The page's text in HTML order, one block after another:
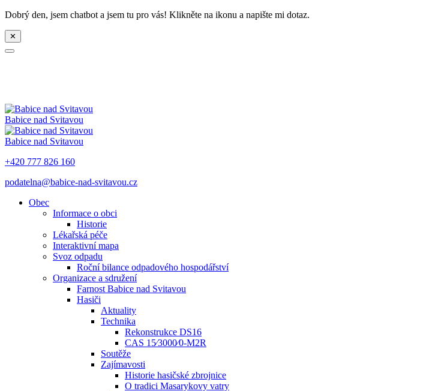
Dobrý den, jsem chatbot a jsem tu pro vás! Klikněte na ikonu a napište mi dotaz.
✕
Babice nad Svitavou
Babice nad Svitavou
+420 777 826 160
podatelna@babice-nad-svitavou.cz
Obec
Informace o obci
Historie
Lékařská péče
Interaktivní mapa
Svoz odpadu
Roční bilance odpadového hospodářství
Organizace a sdružení
Farnost Babice nad Svitavou
Hasiči
Aktuality
Technika
Rekonstrukce DS16
CAS 15⁄3000⁄0-M2R
Soutěže
Zajímavosti
Historie hasičské zbrojnice
O tradici Masarykovy vatry